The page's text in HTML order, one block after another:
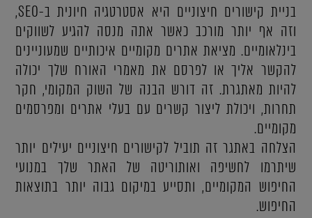
בניית קישורים חיצוניים היא אסטרטגיה חיונית ב-SEO,
וזה אף יותר מורכב כאשר אתה מנסה להגיע לשווקים
בינלאומיים. מציאת אתרים מקומיים איכותיים שמעוניינים
להקשר אליך או לפרסם את מאמרי האורח שלך יכולה
להיות מאתגרת. זה דורש הבנה של השוק המקומי, חקר
תחרות, ויכולת ליצור קשרים עם בעלי אתרים ומפרסמים
מקומיים.
הצלחה באתגר זה תוביל לקישורים חיצוניים יעילים יותר
שיתרמו לחשיפה ואותוריטה של האתר שלך במנועי
החיפוש המקומיים, ותסייע במיקום גבוה יותר בתוצאות
החיפוש.